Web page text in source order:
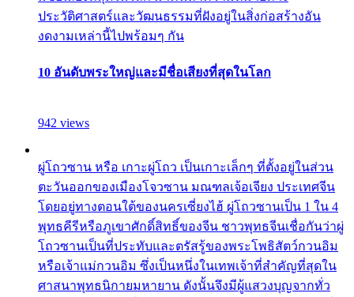
ประวัติศาสตร์และวัฒนธรรมที่ฝังอยู่ในสิ่งก่อสร้างอัน
งดงามเหล่านี้ไปพร้อมๆ กัน
10 อันดับพระใหญ่และมีชื่อเสียงที่สุดในโลก
942 views
ผู่โถวซาน หรือ เกาะผู่โถว เป็นเกาะเล็กๆ ที่ตั้งอยู่ในส่วน
ตะวันออกของเมืองโจวซาน มณฑลเจ้อเจียง ประเทศจีน
โดยอยู่ทางตอนใต้ของนครเซี่ยงไฮ้ ผู่โถวซานเป็น 1 ใน 4
พุทธคีรีหรือภูเขาศักดิ์สิทธิ์ของจีน ชาวพุทธจีนเชื่อกันว่าผู่
โถวซานเป็นที่ประทับและตรัสรู้ของพระโพธิสัตว์กวนอิม
หรือเจ้าแม่กวนอิม ซึ่งเป็นหนึ่งในเทพเจ้าที่สำคัญที่สุดใน
ศาสนาพุทธนิกายมหายาน ดังนั้นจึงมีผู้แสวงบุญจากทั่ว